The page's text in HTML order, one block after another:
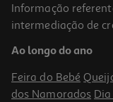
Jarro Elétrico Qilive
32.99 €/un
32,99 €
Informação
intermediação de
Ao longo do ano
Feira do Bebé
dos Namorados